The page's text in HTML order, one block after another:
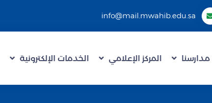
info@mail.mwahib.edu.sa
مدارسنا المركز الإعلامي الخدمات الإلكترونية